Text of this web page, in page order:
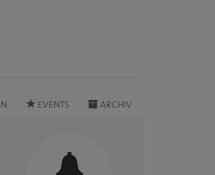
EVENTS ARCHIV